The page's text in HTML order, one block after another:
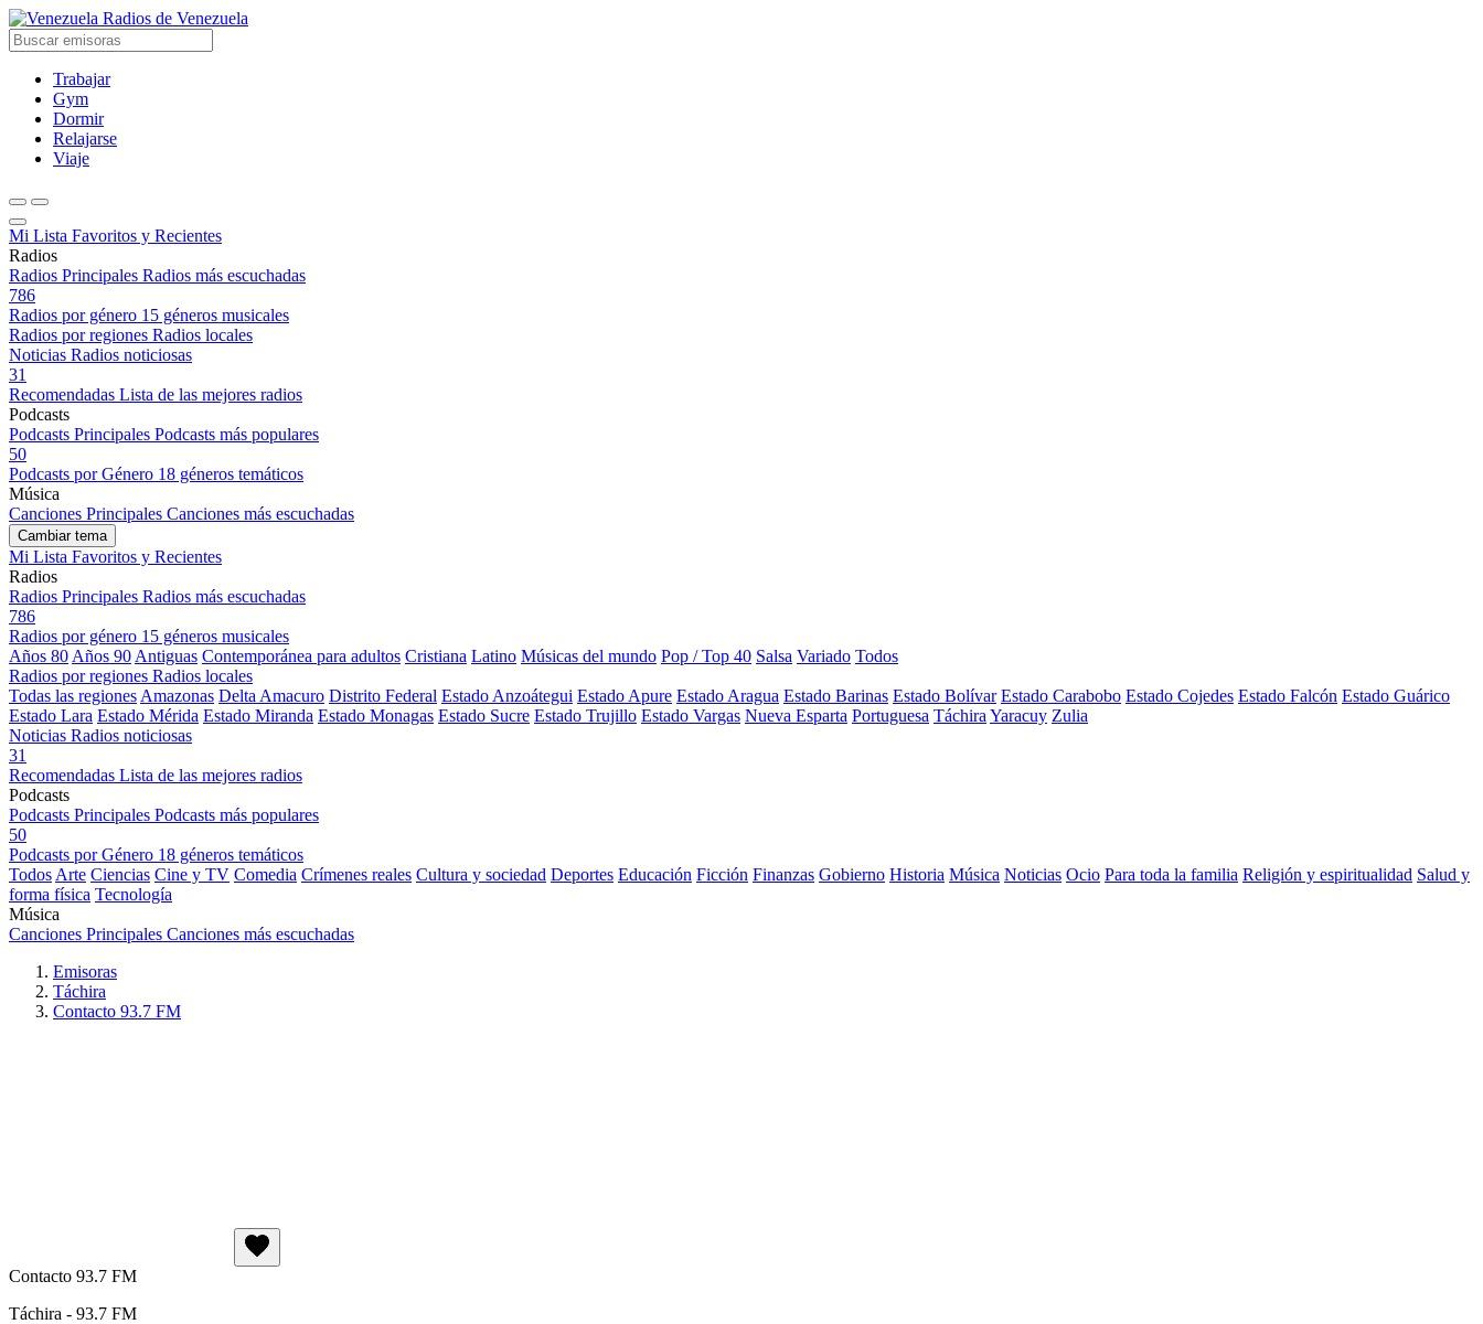
Radios de Venezuela
Trabajar
Gym
Dormir
Relajarse
Viaje
Mi Lista Favoritos y Recientes
Radios
Radios Principales Radios más escuchadas
786
Radios por género 15 géneros musicales
Radios por regiones Radios locales
Noticias Radios noticiosas
31
Recomendadas Lista de las mejores radios
Podcasts
Podcasts Principales Podcasts más populares
50
Podcasts por Género 18 géneros temáticos
Música
Canciones Principales Canciones más escuchadas
Cambiar tema
Mi Lista Favoritos y Recientes
Radios
Radios Principales Radios más escuchadas
786
Radios por género 15 géneros musicales
Años 80 Años 90 Antiguas Contemporánea para adultos Cristiana Latino Músicas del mundo Pop / Top 40 Salsa Variado Todos
Radios por regiones Radios locales
Todas las regiones Amazonas Delta Amacuro Distrito Federal Estado Anzoátegui Estado Apure Estado Aragua Estado Barinas Estado Bolívar Estado Carabobo Estado Cojedes Estado Falcón Estado Guárico
Estado Lara Estado Mérida Estado Miranda Estado Monagas Estado Sucre Estado Trujillo Estado Vargas Nueva Esparta Portuguesa Táchira Yaracuy Zulia
Noticias Radios noticiosas
31
Recomendadas Lista de las mejores radios
Podcasts
Podcasts Principales Podcasts más populares
50
Podcasts por Género 18 géneros temáticos
Todos Arte Ciencias Cine y TV Comedia Crímenes reales Cultura y sociedad Deportes Educación Ficción Finanzas Gobierno Historia Música Noticias Ocio Para toda la familia Religión y espiritualidad Salud y
forma física Tecnología
Música
Canciones Principales Canciones más escuchadas
Emisoras
Táchira
Contacto 93.7 FM
Contacto 93.7 FM
Táchira - 93.7 FM